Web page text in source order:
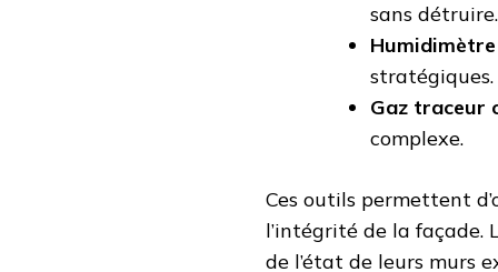
sans détruire.
Humidimètre
stratégiques.
Gaz traceur
complexe.
Ces outils permettent
l’intégrité de la façade.
de l’état de leurs murs